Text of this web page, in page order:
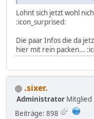
Lohnt sich jetzt wohl
:icon_surprised:
Die paar Infos die da
hier mit rein packen...
.sixer.
Administrator Mitglied
Beiträge: 898